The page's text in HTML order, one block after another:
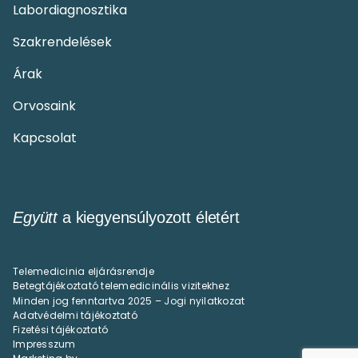
Labordiagnosztika
Szakrendelések
Árak
Orvosaink
Kapcsolat
Együtta kiegyensúlyozott életért
Telemedicinia eljárásrendje
Betegtájékoztató telemedicinális vizitekhez
Minden jog fenntartva 2025 – Jogi nyilatkozat
Adatvédelmi tájékoztató
Fizetési tájékoztató
Impresszum